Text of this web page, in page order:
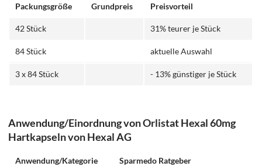
Packungsgröße
Grundpreis Preisvorteil
42 Stück 31% teurer je Stück
84 Stück aktuelle Auswahl
3 x 84 Stück - 13% günstiger je Stück
Anwendung/Einordnung von Orlistat Hexal 60mg
Hartkapseln von Hexal AG
Anwendung/Kategorie Sparmedo Ratgeber